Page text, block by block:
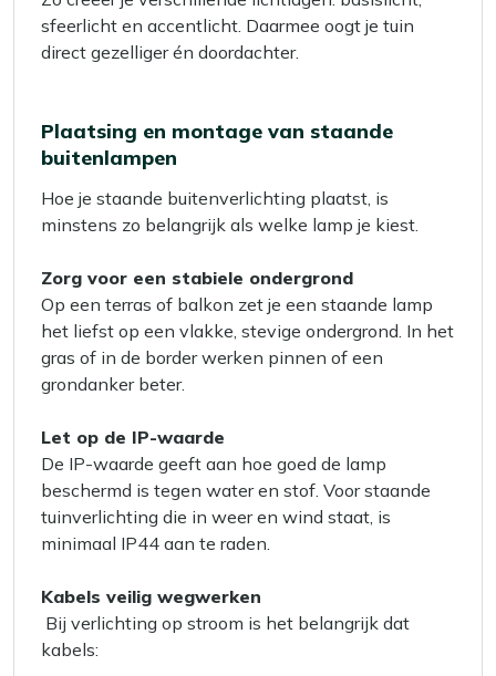
sfeerlicht en accentlicht. Daarmee oogt je tuin
direct gezelliger én doordachter.
Plaatsing en montage van staande
buitenlampen
Hoe je staande buitenverlichting plaatst, is
minstens zo belangrijk als welke lamp je kiest.
Zorg voor een stabiele ondergrond
Op een terras of balkon zet je een staande lamp
het liefst op een vlakke, stevige ondergrond. In het
gras of in de border werken pinnen of een
grondanker beter.
Let op de IP-waarde
De IP-waarde geeft aan hoe goed de lamp
beschermd is tegen water en stof. Voor staande
tuinverlichting die in weer en wind staat, is
minimaal IP44 aan te raden.
Kabels veilig wegwerken
Bij verlichting op stroom is het belangrijk dat
kabels: